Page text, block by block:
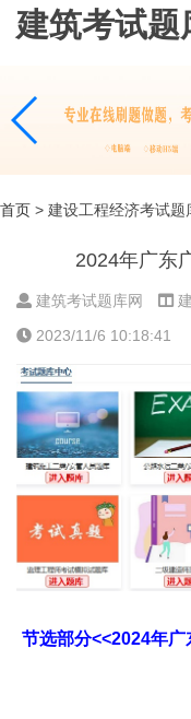
建筑考试题
首页 > 建设工程经济考试题
2024年广东
建筑考试题库网
2023/11/6 10:18:41
节选部分<<2024年